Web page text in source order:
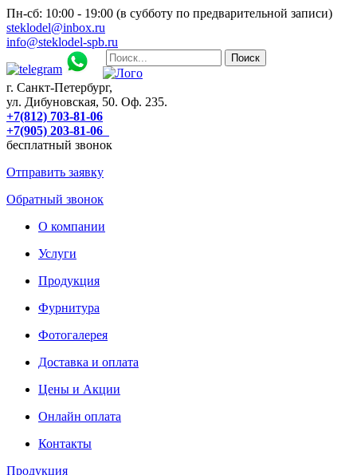
Пн-сб: 10:00 - 19:00 (в субботу по предварительной записи)
steklodel@inbox.ru
info@steklodel-spb.ru
г. Санкт-Петербург,
ул. Дибуновская, 50. Оф. 235.
+7(812) 703-81-06
+7(905) 203-81-06
бесплатный звонок
Отправить заявку
Обратный звонок
О компании
Услуги
Продукция
Фурнитура
Фотогалерея
Доставка и оплата
Цены и Акции
Онлайн оплата
Контакты
Продукция